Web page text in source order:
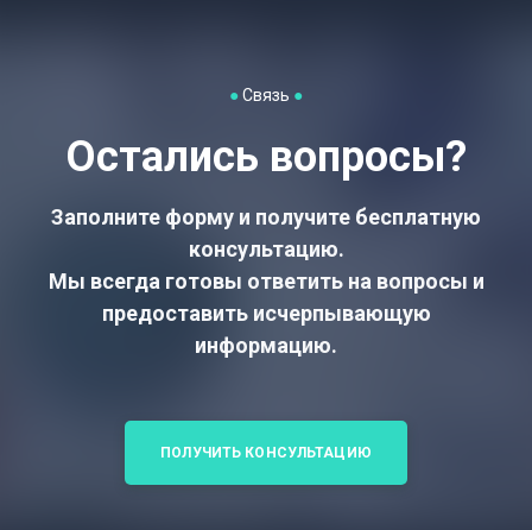
● Связь ●
Остались вопросы?
Заполните форму и получите бесплатную
консультацию.
Мы всегда готовы ответить на вопросы и
предоставить исчерпывающую
информацию.
ПОЛУЧИТЬ КОНСУЛЬТАЦИЮ